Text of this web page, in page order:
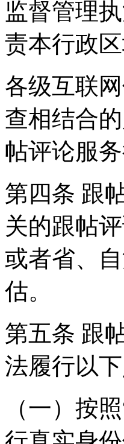
监督管理
责本行政
各级互联
查相结合
帖评论服务
第四条 跟
关的跟帖
或者省、
估。
第五条 跟
法履行以下
（一）按